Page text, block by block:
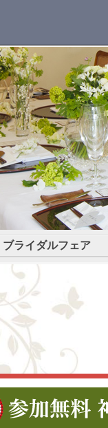
ブライダルフェア